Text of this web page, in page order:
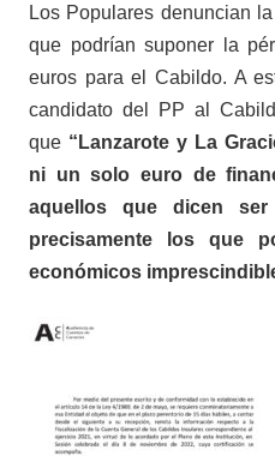
Los Populares denuncian
que podrían suponer la
euros para el Cabildo. A
candidato del PP al
que “Lanzarote y La
ni un solo euro de
aquellos que dicen
precisamente los que
económicos